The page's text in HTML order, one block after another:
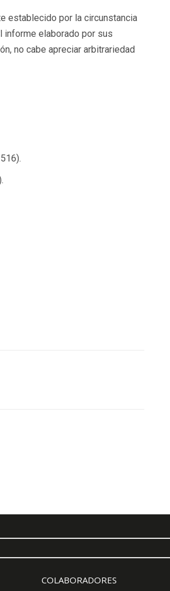
establecido por la circunstancia
informe elaborado por sus
no cabe apreciar arbitrariedad
COLABORADORES